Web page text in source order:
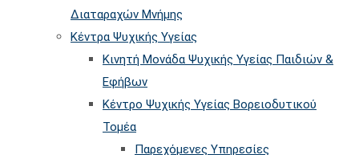
Διαταραχών Μνήμης
Κέντρα Ψυχικής Υγείας
Κινητή Μονάδα Ψυχικής Υγείας Παιδιών &
Εφήβων
Kέντρο Ψυχικής Υγείας Βορειοδυτικού
Τομέα
Παρεχόμενες Υπηρεσίες